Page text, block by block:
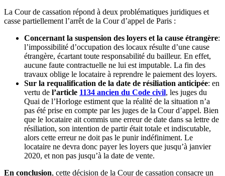
La Cour de cassation répond à deux problématiques juridiques et
casse partiellement l’arrêt de la Cour d’appel de Paris :
Concernant la suspension des loyers et la cause étrangère:
l’impossibilité d’occupation des locaux résulte d’une cause
étrangère, écartant toute responsabilité du bailleur. En effet,
aucune faute contractuelle ne lui est imputable. La fin des
travaux oblige le locataire à reprendre le paiement des loyers.
Sur la requalification de la date de résiliation anticipée: en
vertu de l’article 1134 ancien du Code civil, les juges du
Quai de l’Horloge estiment que la réalité de la situation n’a
pas été prise en compte par les juges de la Cour d’appel. Bien
que le locataire ait commis une erreur de date dans sa lettre de
résiliation, son intention de partir était totale et indiscutable,
alors cette erreur ne doit pas le punir indéfiniment. Le
locataire ne devra donc payer les loyers que jusqu’à janvier
2020, et non pas jusqu’à la date de vente.
En conclusion, cette décision de la Cour de cassation consacre un